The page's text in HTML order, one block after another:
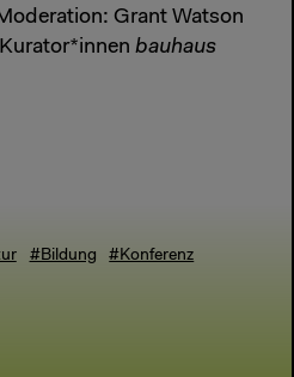
Grant Watson
bauhaus
#Bildung #Konferenz